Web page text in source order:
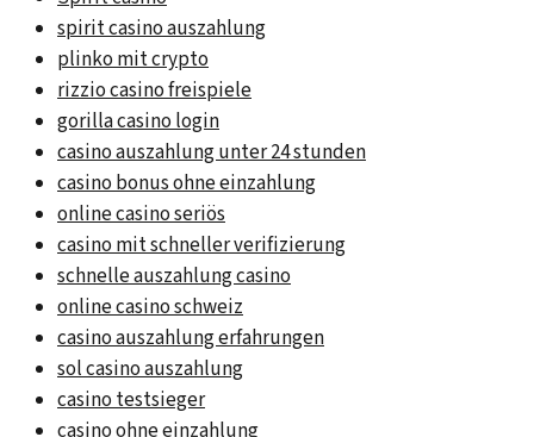
spirit casino auszahlung
plinko mit crypto
rizzio casino freispiele
gorilla casino login
casino auszahlung unter 24 stunden
casino bonus ohne einzahlung
online casino seriös
casino mit schneller verifizierung
schnelle auszahlung casino
online casino schweiz
casino auszahlung erfahrungen
sol casino auszahlung
casino testsieger
casino ohne einzahlung